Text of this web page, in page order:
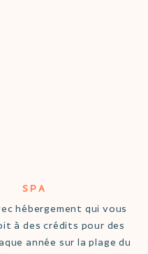
SPA
hébergement qui vous
à des crédits pour des
année sur la plage du